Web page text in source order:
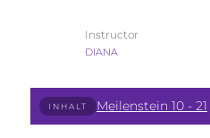
Instructor
DIANA
INHALT Meilenstein 10 - 21